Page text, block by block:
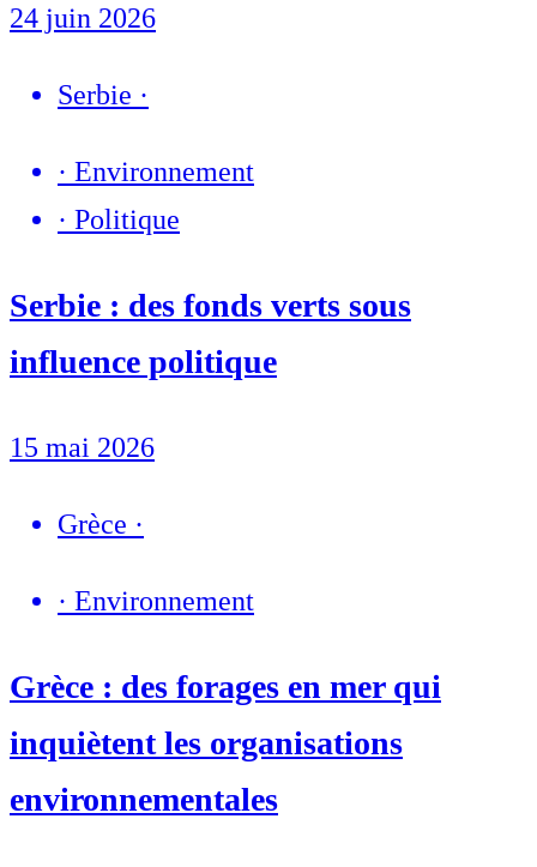
24 juin 2026
Serbie ·
· Environnement
· Politique
Serbie : des fonds verts sous
influence politique
15 mai 2026
Grèce ·
· Environnement
Grèce : des forages en mer qui
inquiètent les organisations
environnementales